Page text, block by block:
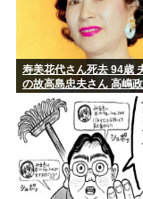
【衝撃】大竹玖瑠
かった」...
近所の公園のトイレ
ればゲイ...
リュックに射精した
身長って180cm超
寿美花代さん死去 94歳
の故高島忠夫さん 高嶋
伸の母